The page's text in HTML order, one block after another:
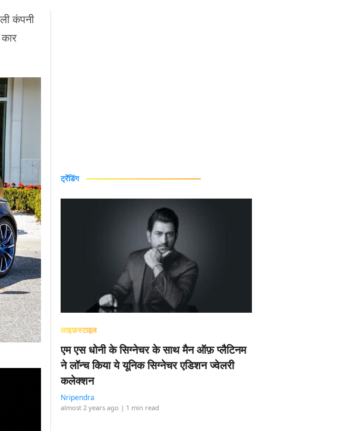
कंपनी
ट्रेंडिंग
लाइफ़स्टाइल
एम एस धोनी के सिग्नेचर के साथ मैन ऑफ़ प्लैटिनम
ने लॉन्च किया ये यूनिक सिग्नेचर एडिशन ज्वेलरी
कलेक्शन
Nripendra
almost 2 years ago | 1 min read